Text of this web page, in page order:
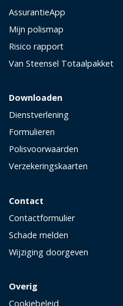
AssurantieApp
Mijn polismap
Risico rapport
Van Steensel Totaalpakket
Downloaden
Dienstverlening
Formulieren
Polisvoorwaarden
Verzekeringskaarten
Contact
Contactformulier
Schade melden
Wijziging doorgeven
Overig
Cookiebeleid